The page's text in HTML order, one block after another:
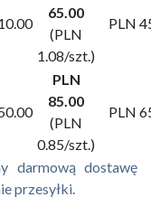
65.00
(PLN
1.08/szt.)
PLN
PLN
85.00
(PLN
0.85/szt.)
PLN
darmową dostawę
przesyłki.